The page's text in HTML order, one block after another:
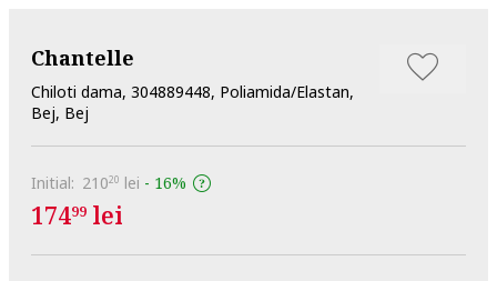
Chantelle
Chiloti dama, 304889448, Poliamida/Elastan,
Bej, Bej
Initial: 21020 lei - 16%
17499 lei